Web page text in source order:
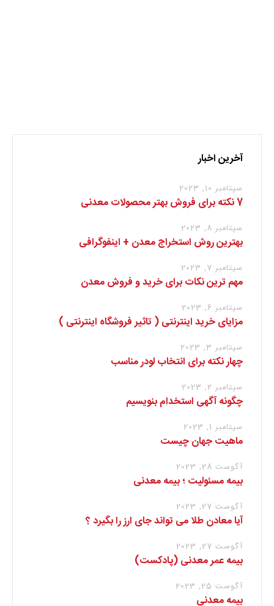
آخرین اخبار
سپتامبر 10, 2023
7 نکته برای فروش بهتر محصولات معدنی
سپتامبر 8, 2023
بهترین روش استخراج معدن + اینفوگرافی
سپتامبر 7, 2023
مهم ترین نکات برای خرید و فروش معدن
سپتامبر 6, 2023
مزایای خرید اینترنتی ( تاثیر فروشگاه اینترنتی )
سپتامبر 3, 2023
چهار نکته برای انتخاب لودر مناسب
سپتامبر 2, 2023
چگونه آگهی استخدام بنویسیم
سپتامبر 1, 2023
ماهیت جهان چیست
آگوست 28, 2023
بیمه مسئولیت ؛ بیمه معدنی
آگوست 27, 2023
آیا معادن طلا می تواند جای ارز را بگیرد ؟
آگوست 27, 2023
بیمه عمر معدنی (پادکست)
آگوست 25, 2023
بیمه معدنی